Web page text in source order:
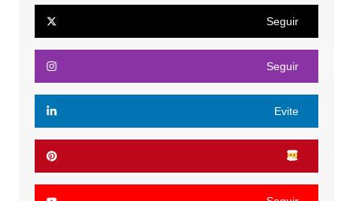
Seguir
Seguir
Evite